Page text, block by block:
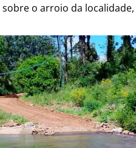
o arroio da